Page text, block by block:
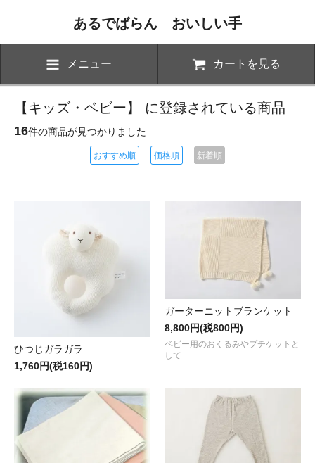
あるでばらん おいしい手
メニュー カートを見る
【キッズ・ベビー】 に登録されている商品
16件の商品が見つかりました
おすすめ順 価格順 新着順
ひつじガラガラ
1,760円(税160円)
ガーターニットブランケット
8,800円(税800円)
ベビー用のおくるみやプチケットと
して